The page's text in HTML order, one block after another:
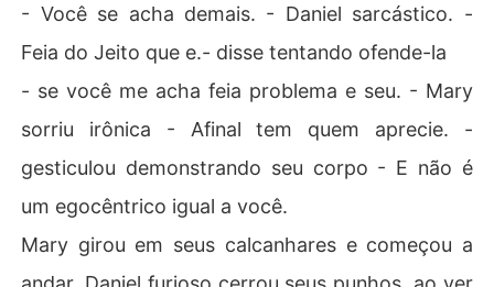
- Você se acha demais. - Daniel sarcástico. -
Feia do Jeito que e.- disse tentando ofende-la
- se você me acha feia problema e seu. - Mary
sorriu irônica - Afinal tem quem aprecie. -
gesticulou demonstrando seu corpo - E não é
um egocêntrico igual a você.
Mary girou em seus calcanhares e começou a